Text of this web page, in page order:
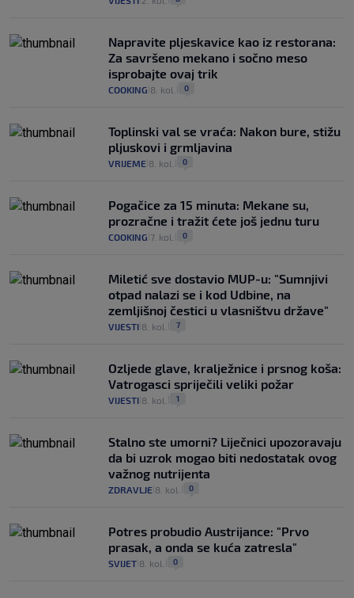
Napravite pljeskavice kao iz restorana:
Za savršeno mekano i sočno meso
isprobajte ovaj trik
COOKING 8. kol. 0
Toplinski val se vraća: Nakon bure, stižu
pljuskovi i grmljavina
VRIJEME 8. kol. 0
Pogačice za 15 minuta: Mekane su,
prozračne i tražit ćete još jednu turu
COOKING 7. kol. 0
Miletić sve dostavio MUP-u: "Sumnjivi
otpad nalazi se i kod Udbine, na
zemljišnoj čestici u vlasništvu države"
VIJESTI 8. kol. 7
Ozljede glave, kralježnice i prsnog koša:
Vatrogasci spriječili veliki požar
VIJESTI 8. kol. 1
Stalno ste umorni? Liječnici upozoravaju
da bi uzrok mogao biti nedostatak ovog
važnog nutrijenta
ZDRAVLJE 8. kol. 0
Potres probudio Austrijance: "Prvo
prasak, a onda se kuća zatresla"
SVIJET 8. kol. 0